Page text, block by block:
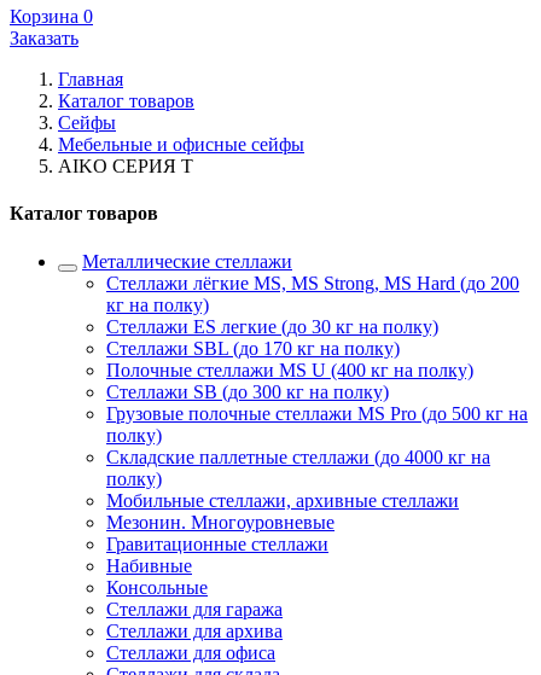
Корзина 0
Заказать
Главная
Каталог товаров
Сейфы
Мебельные и офисные сейфы
AIKO СЕРИЯ Т
Каталог товаров
Металлические стеллажи
Стеллажи лёгкие MS, MS Strong, MS Hard (до 200
кг на полку)
Стеллажи ES легкие (до 30 кг на полку)
Стеллажи SBL (до 170 кг на полку)
Полочные стеллажи MS U (400 кг на полку)
Стеллажи SB (до 300 кг на полку)
Грузовые полочные стеллажи MS Pro (до 500 кг на
полку)
Складские паллетные стеллажи (до 4000 кг на
полку)
Мобильные стеллажи, архивные стеллажи
Мезонин. Многоуровневые
Гравитационные стеллажи
Набивные
Консольные
Стеллажи для гаража
Стеллажи для архива
Стеллажи для офиса